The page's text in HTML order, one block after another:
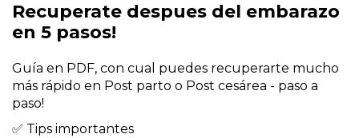
Recuperate despues del embarazo
en 5 pasos!
Guía en PDF, con cual puedes recuperarte mucho
más rápido en Post parto o Post cesárea - paso a
paso!
✅ Tips importantes